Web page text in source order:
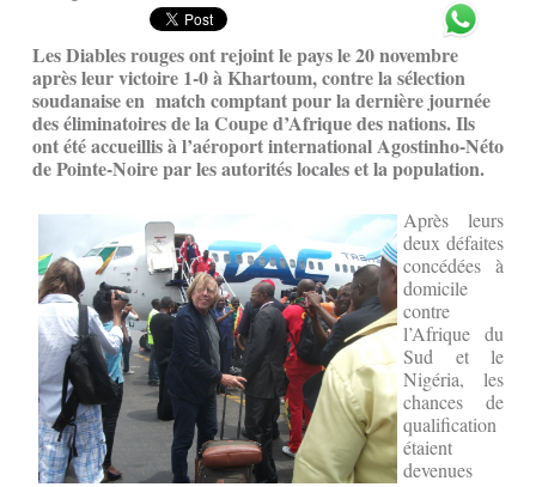
Les Diables rouges ont rejoint le pays le 20 novembre
après leur victoire 1-0 à Khartoum, contre la sélection
soudanaise en match comptant pour la dernière journée
des éliminatoires de la Coupe d’Afrique des nations. Ils
ont été accueillis à l’aéroport international Agostinho-Néto
de Pointe-Noire par les autorités locales et la population.
Après leurs
deux défaites
concédées à
domicile
contre
l’Afrique du
Sud et le
Nigéria, les
chances de
qualification
étaient
devenues